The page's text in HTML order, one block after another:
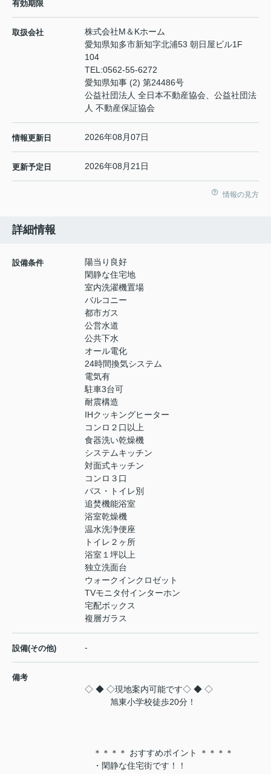
有効期限
取扱会社
株式会社M＆Kホーム
愛知県知多市新知字北浦53 朝日屋ビル1F
104
TEL:0562-55-6272
愛知県知事 (2) 第24486号
公益社団法人 全日本不動産協会、公益社団法
人 不動産保証協会
情報更新日 2026年08月07日
更新予定日 2026年08月21日
情報の見方
詳細情報
設備条件
陽当り良好
閑静な住宅地
室内洗濯機置場
バルコニー
都市ガス
公営水道
公共下水
オール電化
24時間換気システム
電気有
駐車3台可
耐震構造
IHクッキングヒーター
コンロ２口以上
食器洗い乾燥機
システムキッチン
対面式キッチン
コンロ３口
バス・トイレ別
追焚機能浴室
浴室乾燥機
温水洗浄便座
トイレ２ヶ所
浴室１坪以上
独立洗面台
ウォークインクロゼット
TVモニタ付インターホン
宅配ボックス
複層ガラス
設備(その他) -
備考
◇ ◆ ◇現地案内可能です◇ ◆ ◇
旭東小学校徒歩20分！
＊＊＊＊ おすすめポイント ＊＊＊＊
・閑静な住宅街です！！